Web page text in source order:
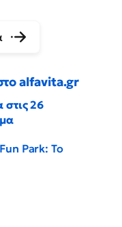
alfavita.gr
στις 26
Park: Το